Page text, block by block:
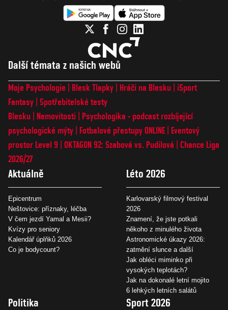
Další témata z našich webů
Moje Psychologie Blesk Tlapky Hráči na Blesku
iSport
Fantasy Spotřebitelské testy
Blesku
Nemovitosti
Psychologika - podcast rozbíjející
psychologické mýty
Fotbalové přestupy ONLINE
Eventový
prostor Level 9 OKTAGON 92: Szabová vs. Pudilová
Chance Liga
2026/27
Aktuálně
Epicentrum
Neštovice: příznaky, léčba
V čem jezdí Yamal a Mesii?
Kvízy pro seniory
Kalendář úplňků 2026
Co je bodycount?
Léto 2026
Karlovarský filmový festival
2026
Znamení, že jste potkali
někoho z minulého života
Astronomické úkazy 2026:
zatmění slunce a další
Jak obléci miminko při
vysokých teplotách?
Jak na dokonalé letní mojito
6 lehkých letních salátů
Politika Sport 2026